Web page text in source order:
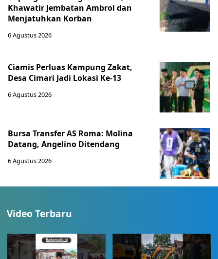
Khawatir Jembatan Ambrol dan
Menjatuhkan Korban
6 Agustus 2026
Ciamis Perluas Kampung Zakat,
Desa Cimari Jadi Lokasi Ke-13
6 Agustus 2026
Bursa Transfer AS Roma: Molina
Datang, Angelino Ditendang
6 Agustus 2026
Video Terbaru